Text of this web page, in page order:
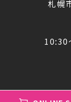
札幌
10:30